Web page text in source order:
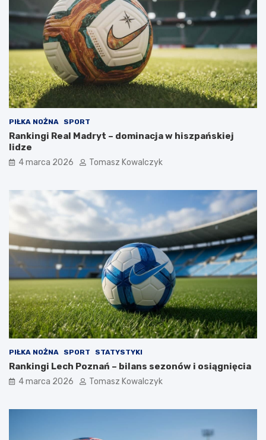
PIŁKA NOŻNA SPORT
Rankingi Real Madryt – dominacja w hiszpańskiej
lidze
4 marca 2026 Tomasz Kowalczyk
PIŁKA NOŻNA SPORT STATYSTYKI
Rankingi Lech Poznań – bilans sezonów i osiągnięcia
4 marca 2026 Tomasz Kowalczyk